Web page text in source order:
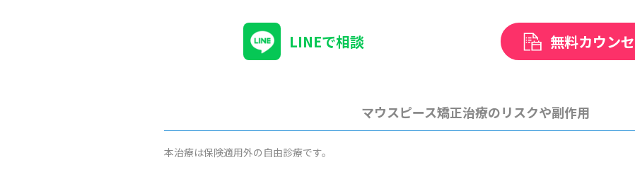
LINEで相談 無料カウン
マウスピース矯正治療のリスクや副作用
本治療は保険適用外の自由診療です。